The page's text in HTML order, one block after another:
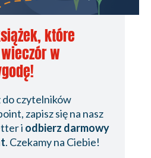
które
w
do czytelników
zapisz się na nasz
i odbierz darmowy
. Czekamy na Ciebie!